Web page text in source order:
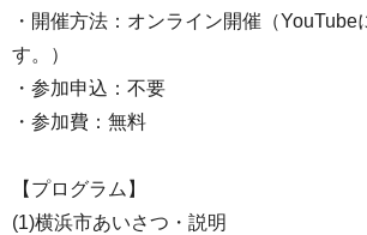
・開催方法：オンライン開催（YouTube
す。）
・参加申込：不要
・参加費：無料
【プログラム】
(1)横浜市あいさつ・説明